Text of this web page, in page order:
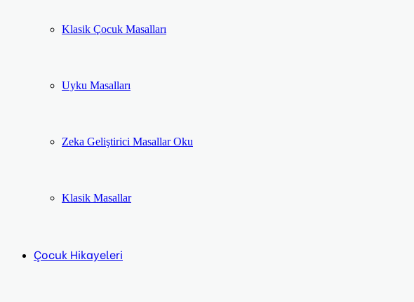
Klasik Çocuk Masalları
Uyku Masalları
Zeka Geliştirici Masallar Oku
Klasik Masallar
Çocuk Hikayeleri